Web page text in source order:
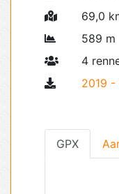
69,0
589 m
4
2019 -
GPX